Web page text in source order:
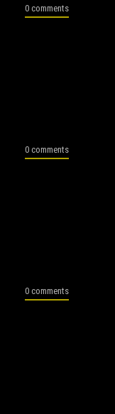
0 comments
0 comments
0 comments